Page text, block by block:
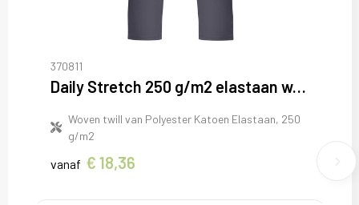
370811
Daily Stretch 250 g/m2 elastaan werkbroek
Woven twill van Polyester Katoen Elastaan, 250
g/m2
vanaf € 18,36